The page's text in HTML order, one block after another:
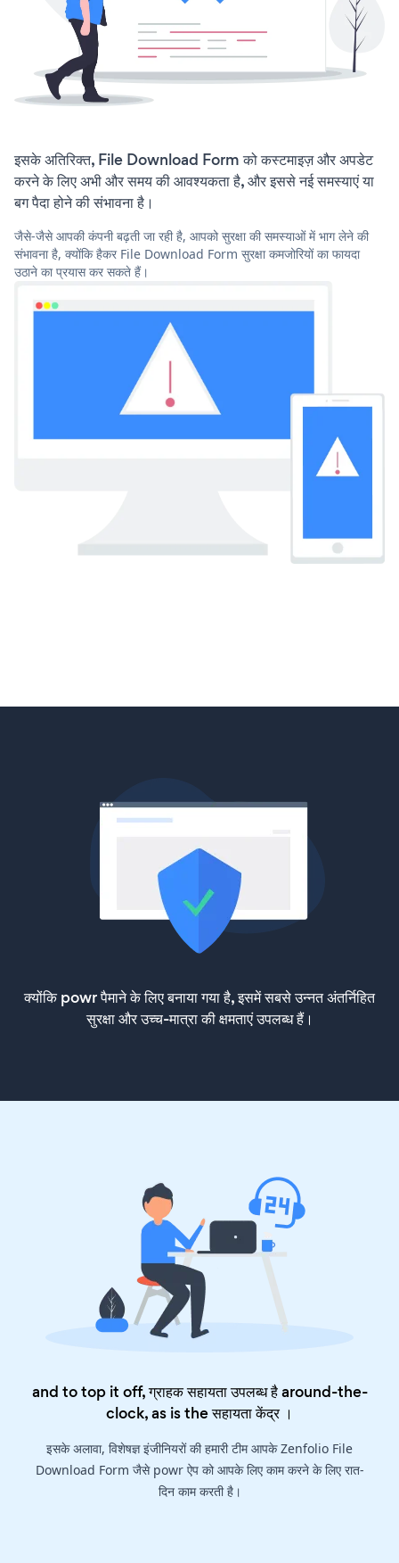
इसके अतिरिक्त, File Download Form को कस्टमाइज़ और अपडेट
करने के लिए अभी और समय की आवश्यकता है, और इससे नई समस्याएं या
बग पैदा होने की संभावना है।
जैसे-जैसे आपकी कंपनी बढ़ती जा रही है, आपको सुरक्षा की समस्याओं में भाग लेने की
संभावना है, क्योंकि हैकर File Download Form सुरक्षा कमजोरियों का फायदा
उठाने का प्रयास कर सकते हैं।
क्योंकि powr पैमाने के लिए बनाया गया है, इसमें सबसे उन्नत अंतर्निहित
सुरक्षा और उच्च-मात्रा की क्षमताएं उपलब्ध हैं।
and to top it off, ग्राहक सहायता उपलब्ध है around-the-
clock, as is theसहायता केंद्र।
इसके अलावा, विशेषज्ञ इंजीनियरों की हमारी टीम आपके Zenfolio File
Download Form जैसे powr ऐप को आपके लिए काम करने के लिए रात-
दिन काम करती है।